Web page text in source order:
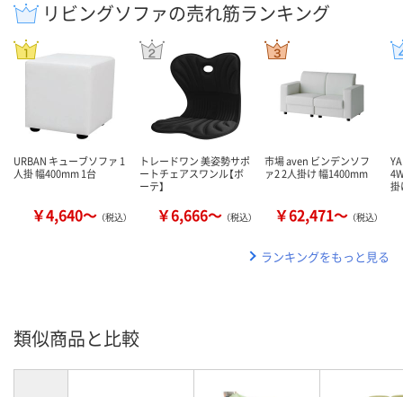
リビングソファの売れ筋ランキング
URBAN キューブソファ 1
人掛 幅400mm 1台
￥4,640～ （税込）
トレードワン 美姿勢サポ
ートチェアスワンル【ボ
ーテ】
￥6,666～ （税込）
市場 aven ビンデンソフ
ァ2 2人掛け 幅1400mm
￥62,471～ （税込）
ランキングをもっと見る
類似商品と比較